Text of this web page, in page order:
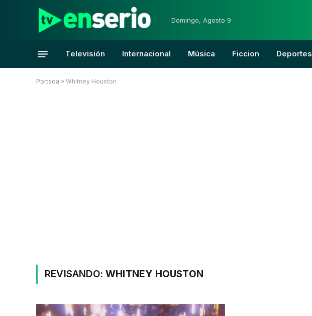
Domingo, Agosto 9
Televisión Internacional Música Ficcion Deportes
Portada » Whitney Houston
REVISANDO:WHITNEY HOUSTON